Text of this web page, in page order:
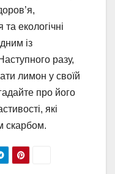
та екологічні
із
разу,
лимон у своїй
про його
які
скарбом.